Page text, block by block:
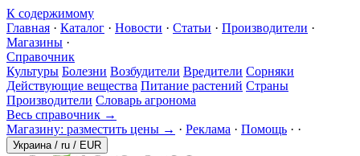
К содержимому
Главная · Каталог · Новости · Статьи · Производители ·
Магазины ·
Справочник
Культуры Болезни Возбудители Вредители Сорняки
Действующие вещества Питание растений Страны
Производители Словарь агронома
Весь справочник →
Магазину: разместить цены → · Реклама · Помощь · ·
Украина / ru / EUR